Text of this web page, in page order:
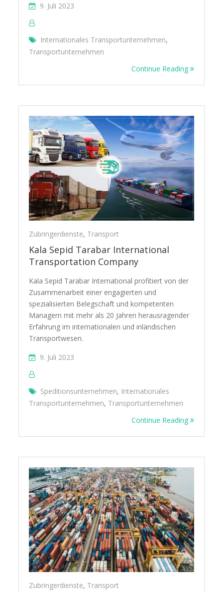
9. Juli 2023
Internationales Transportunternehmen,
Transportunternehmen
Continue Reading
Zubringerdienste, Transport
Kala Sepid Tarabar International
Transportation Company
Kala Sepid Tarabar International profitiert von der
Zusammenarbeit einer engagierten und
spezialisierten Belegschaft und kompetenten
Managern mit mehr als 20 Jahren herausragender
Erfahrung im internationalen und inländischen
Transportwesen.
9. Juli 2023
Speditionsunternehmen, Internationales
Transportunternehmen, Transportunternehmen
Continue Reading
Zubringerdienste, Transport